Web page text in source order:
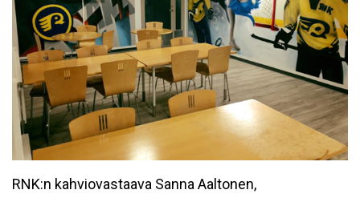
RNK:n kahviovastaava Sanna Aaltonen,